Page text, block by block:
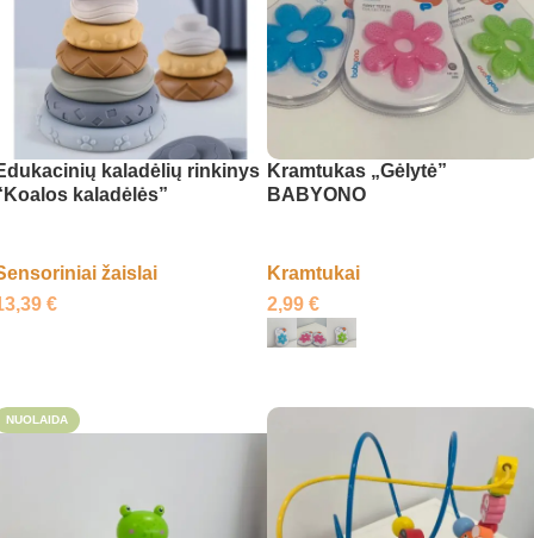
kaladėlių rinkinys
kaladėlės”
žaislai
€
Kramtukas „Gėlytė”
BABYONO
Kramtukai
2,99 €
NUOLAIDA